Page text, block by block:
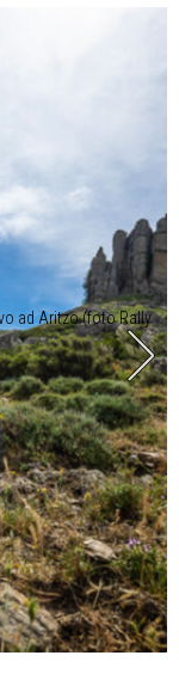
ad Aritzo (foto Rally